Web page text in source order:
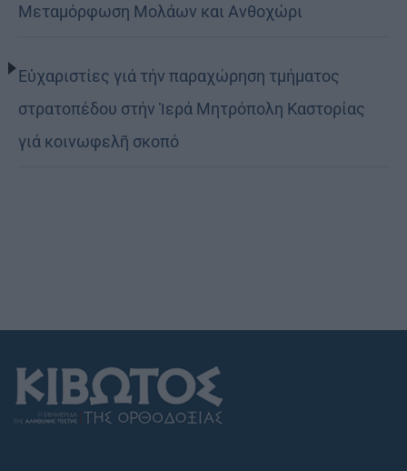
Μεταμόρφωση Μολάων και Ανθοχώρι
Εὐχαριστίες γιά τήν παραχώρηση τμήματος
στρατοπέδου στήν Ἱερά Μητρόπολη Καστορίας
γιά κοινωφελῆ σκοπό